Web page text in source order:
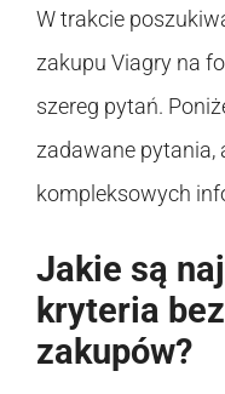
W trakcie
zakupu Viagry na
szereg pytań.
zadawane pytania,
kompleksowych
Jakie są
kryteria
zakupów?